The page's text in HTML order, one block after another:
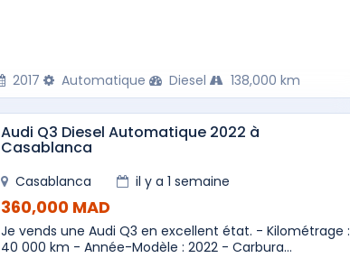
2017 Automatique Diesel 138,000 km
Audi Q3 Diesel Automatique 2022 à
Casablanca
Casablanca il y a 1 semaine
360,000 MAD
Je vends une Audi Q3 en excellent état. - Kilométrage :
40 000 km - Année-Modèle : 2022 - Carbura...